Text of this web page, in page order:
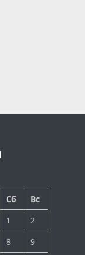
Сб
Вс
1
2
8
9